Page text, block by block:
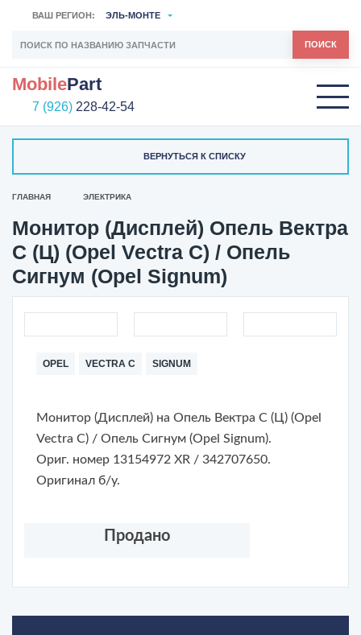
ВАШ РЕГИОН: ЭЛЬ-МОНТЕ
ПОИСК
MobilePart
7 (926) 228-42-54
ВЕРНУТЬСЯ К СПИСКУ
ГЛАВНАЯ ЭЛЕКТРИКА
Монитор (Дисплей) Опель Вектра
С (Ц) (Opel Vectra C) / Опель
Сигнум (Opel Signum)
OPEL VECTRA C SIGNUM
Монитор (Дисплей) на Опель Вектра С (Ц) (Opel
Vectra C) / Опель Сигнум (Opel Signum).
Ориг. номер 13154972 XR / 342707650.
Оригинал б/у.
Продано